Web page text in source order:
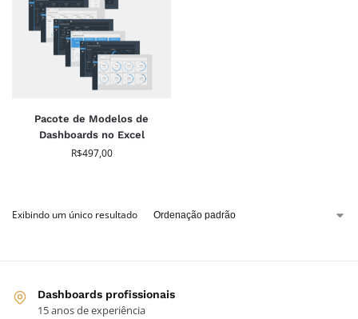
Pacote de Modelos de
Dashboards no Excel
R$497,00
Exibindo um único resultado
Dashboards profissionais
15 anos de experiência